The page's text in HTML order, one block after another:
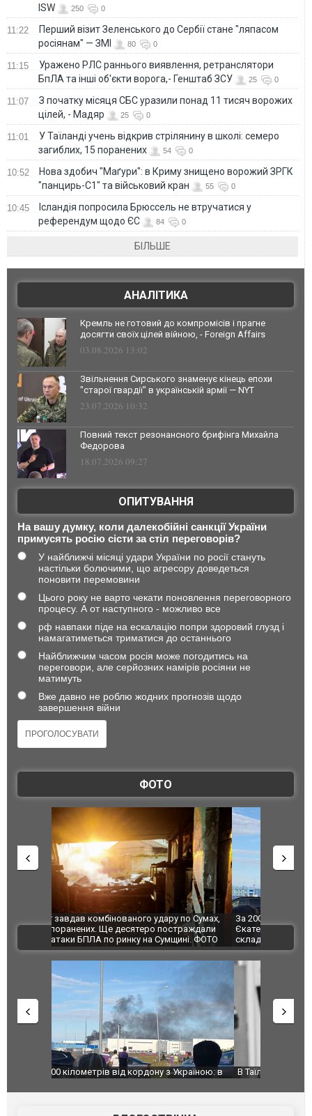
ISW 250 0
11:22
Перший візит Зеленського до Сербії стане "ляпасом
росіянам" — ЗМІ
80 0
11:15
Уражено РЛС раннього виявлення, ретранслятори
БпЛА та інші об'єкти ворога,- Генштаб ЗСУ
25 0
11:07
З початку місяця СБС уразили понад 11 тисяч ворожих
цілей, - Мадяр
25 0
11:01
У Таїланді учень відкрив стрілянину в школі: семеро
загиблих, 15 поранених
54 0
10:52
Нова здобич "Маґури": в Криму знищено ворожий ЗРГК
"панцирь-С1" та військовий кран
55 0
10:45
Ісландія попросила Брюссель не втручатися у
референдум щодо ЄС
84 0
БІЛЬШЕ
АНАЛІТИКА
Кремль не готовий до компромісів і прагне
досягти своїх цілей війною, - Foreign Affairs
03.08.2026 13:02
Звільнення Сирського знаменує кінець епохи
"старої гвардії" в українській армії — NYT
23.07.2026 10:32
Повний текст резонансного брифінга Михайла
Федорова
18.07.2026 09:27
ОПИТУВАННЯ
На вашу думку, коли далекобійні санкції України
примусять росію сісти за стіл переговорів?
У найближчі місяці удари України по росії стануть
настільки болючими, що агресору доведеться
поновити перемовини
Цього року не варто чекати поновлення переговорного
процесу. А от наступного - можливо все
рф навпаки піде на ескалацію попри здоровий глузд і
намагатиметься триматися до останнього
Найближчим часом росія може погодитись на
переговори, але серйозних намірів росіяни не
матимуть
Вже давно не роблю жодних прогнозів щодо
завершення війни
ФОТО
За 2000 кілометрів від кордону з Україною: в
Єкатеринбурзі після атаки дронів загорівся
склад Wildberries. ФОТО. ВІДЕО
"Мої
ВІДЕО
В Таїланді футболіст загинув від удару
постраждали. ВІДЕО